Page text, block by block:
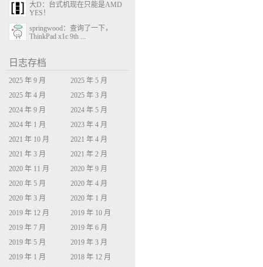
大D：台式机现在只能是AMD
YES！
springwood：查询了一下，
ThinkPad x1c 9th ...
日志存档
2025 年 9 月
2025 年 5 月
2025 年 4 月
2025 年 3 月
2024 年 9 月
2024 年 5 月
2024 年 1 月
2023 年 4 月
2021 年 10 月
2021 年 4 月
2021 年 3 月
2021 年 2 月
2020 年 11 月
2020 年 9 月
2020 年 5 月
2020 年 4 月
2020 年 3 月
2020 年 1 月
2019 年 12 月
2019 年 10 月
2019 年 7 月
2019 年 6 月
2019 年 5 月
2019 年 3 月
2019 年 1 月
2018 年 12 月